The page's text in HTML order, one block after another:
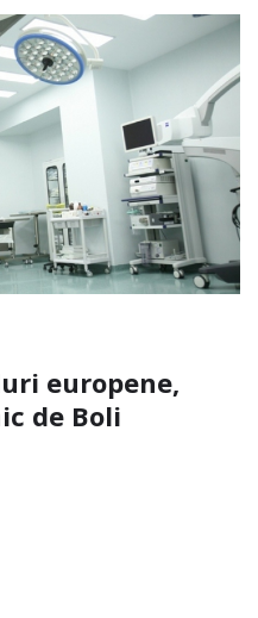
europene,
de Boli